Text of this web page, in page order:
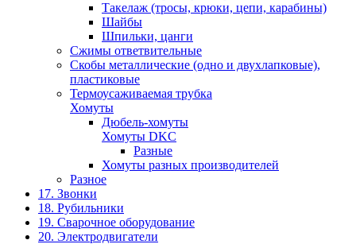
Такелаж (тросы, крюки, цепи, карабины)
Шайбы
Шпильки, цанги
Сжимы ответвительные
Скобы металлические (одно и двухлапковые),
пластиковые
Термоусаживаемая трубка
Хомуты
Дюбель-хомуты
Хомуты DKC
Разные
Хомуты разных производителей
Разное
17. Звонки
18. Рубильники
19. Сварочное оборудование
20. Электродвигатели